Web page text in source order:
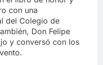
con una
del Colegio de
Don Felipe
y conversó con los